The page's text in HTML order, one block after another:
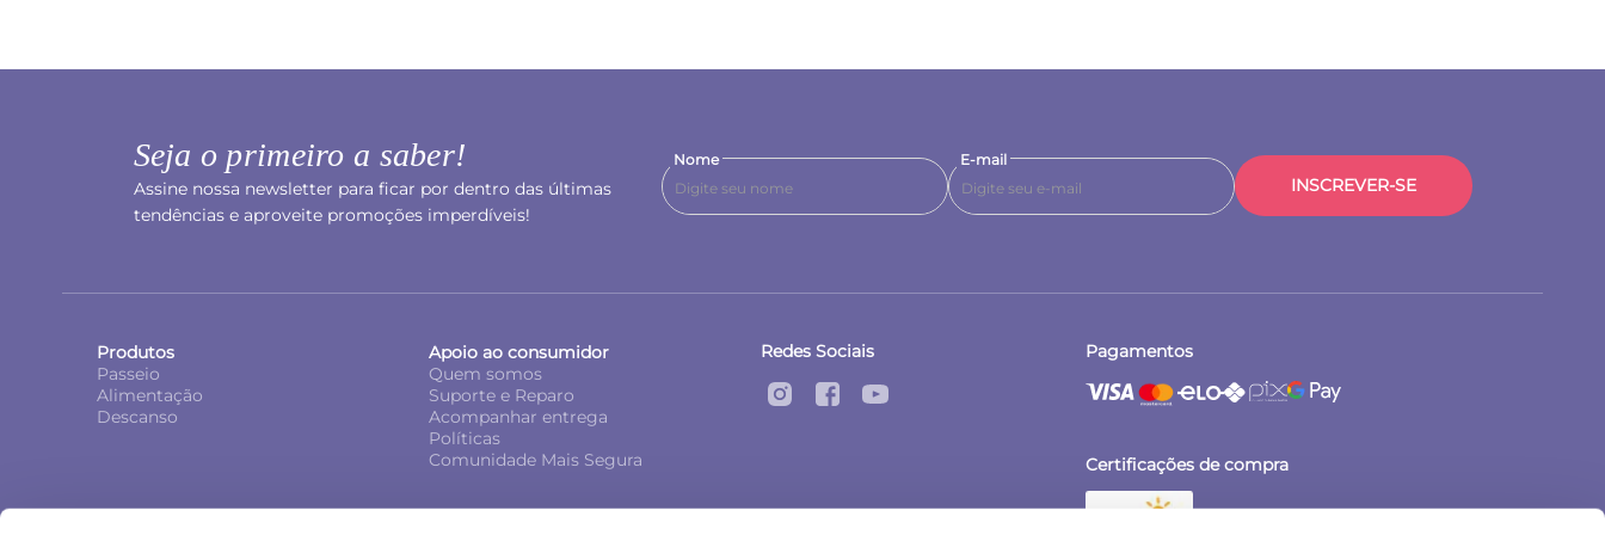
Seja o primeiro a saber!
Assine nossa newsletter para ficar por dentro das últimas
tendências e aproveite promoções imperdíveis!
Nome E-mail
INSCREVER-SE
Produtos
Passeio
Alimentação
Descanso
Apoio ao consumidor
Quem somos
Suporte e Reparo
Acompanhar entrega
Políticas
Comunidade Mais Segura
Redes Sociais Pagamentos
Certificações de compra